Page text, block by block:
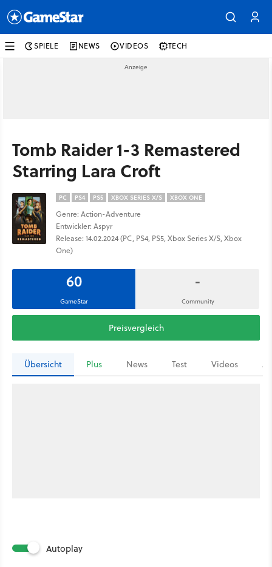
SPIELE NEWS VIDEOS TECH
Tomb Raider 1-3 Remastered
Starring Lara Croft
PC PS4 PS5 XBOX SERIES X/S XBOX ONE
Genre: Action-Adventure
Entwickler: Aspyr
Release: 14.02.2024 (PC, PS4, PS5, Xbox Series X/S, Xbox
One)
60
GameStar
-
Community
Preisvergleich
Übersicht Plus News Test Videos
Autoplay